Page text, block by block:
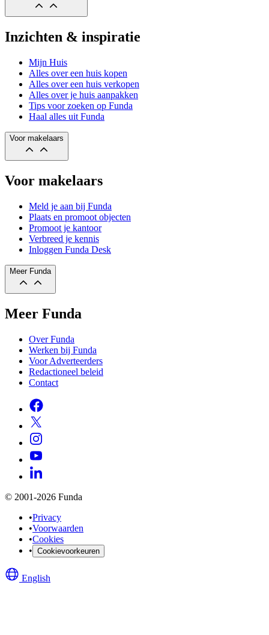
Inzichten & inspiratie
Mijn Huis
Alles over een huis kopen
Alles over een huis verkopen
Alles over je huis aanpakken
Tips voor zoeken op Funda
Haal alles uit Funda
Voor makelaars
Voor makelaars
Meld je aan bij Funda
Plaats en promoot objecten
Promoot je kantoor
Verbreed je kennis
Inloggen Funda Desk
Meer Funda
Meer Funda
Over Funda
Werken bij Funda
Voor Adverteerders
Redactioneel beleid
Contact
© 2001-2026 Funda
•Privacy
•Voorwaarden
•Cookies
• Cookievoorkeuren
English